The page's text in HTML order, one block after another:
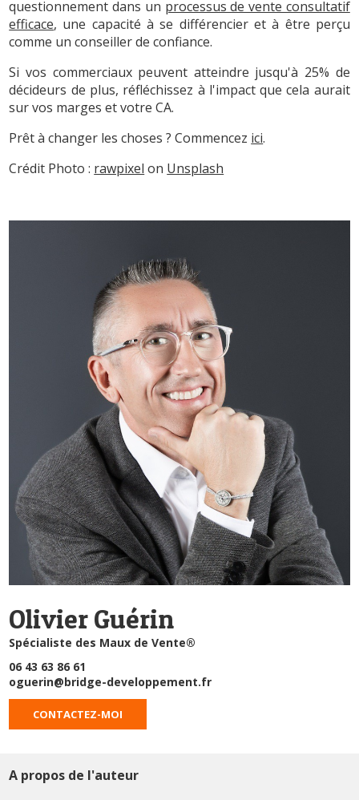
questionnement dans un processus de vente consultatif
efficace, une capacité à se différencier et à être perçu
comme un conseiller de confiance.
Si vos commerciaux peuvent atteindre jusqu'à 25% de
décideurs de plus, réfléchissez à l'impact que cela aurait
sur vos marges et votre CA.
Prêt à changer les choses ? Commencez ici.
Crédit Photo : rawpixel on Unsplash
Olivier Guérin
Spécialiste des Maux de Vente®
06 43 63 86 61
oguerin@bridge-developpement.fr
CONTACTEZ-MOI
A propos de l'auteur